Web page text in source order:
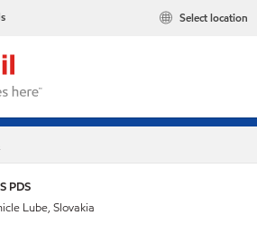
Select location
PDS
Lube, Slovakia